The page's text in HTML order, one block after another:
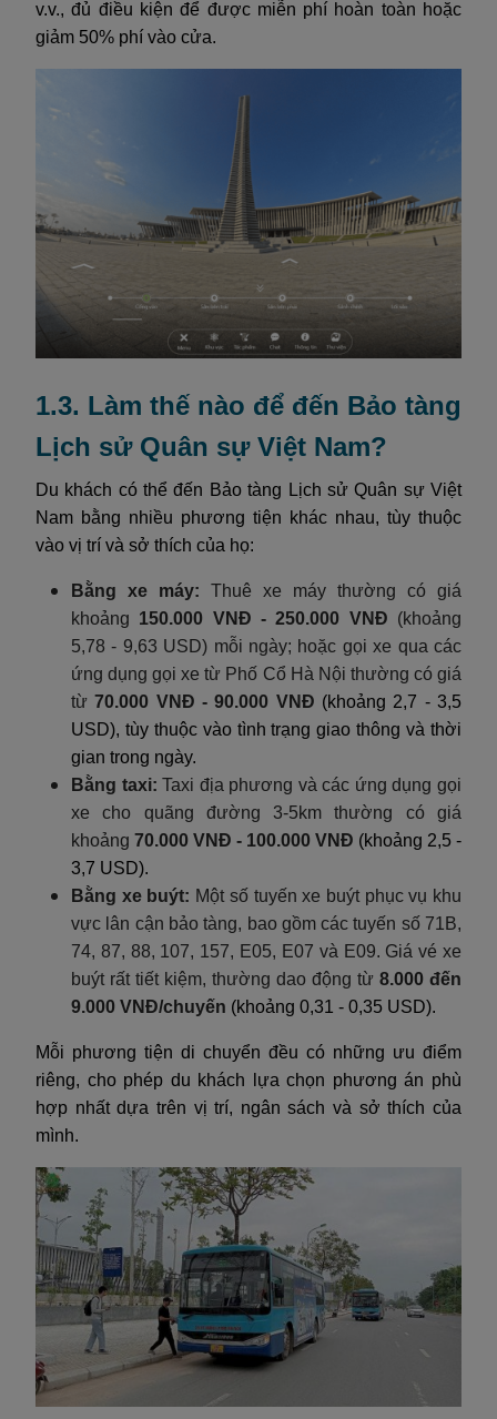
v.v., đủ điều kiện để được miễn phí hoàn toàn hoặc
giảm 50% phí vào cửa.
1.3. Làm thế nào để đến Bảo tàng
Lịch sử Quân sự Việt Nam?
Du khách có thể đến Bảo tàng Lịch sử Quân sự Việt
Nam bằng nhiều phương tiện khác nhau, tùy thuộc
vào vị trí và sở thích của họ:
Bằng xe máy: Thuê xe máy thường có giá
khoảng 150.000 VNĐ - 250.000 VNĐ (khoảng
5,78 - 9,63 USD) mỗi ngày; hoặc gọi xe qua các
ứng dụng gọi xe từ Phố Cổ Hà Nội thường có giá
từ70.000 VNĐ - 90.000 VNĐ (khoảng 2,7 - 3,5
USD), tùy thuộc vào tình trạng giao thông và thời
gian trong ngày.
Bằng taxi: Taxi địa phương và các ứng dụng gọi
xe cho quãng đường 3-5km thường có giá
khoảng 70.000 VNĐ - 100.000 VNĐ (khoảng 2,5 -
3,7 USD).
Bằng xe buýt: Một số tuyến xe buýt phục vụ khu
vực lân cận bảo tàng, bao gồm các tuyến số 71B,
74, 87, 88, 107, 157, E05, E07 và E09. Giá vé xe
buýt rất tiết kiệm, thường dao động từ 8.000 đến
9.000 VNĐ/chuyến (khoảng 0,31 - 0,35 USD).
Mỗi phương tiện di chuyển đều có những ưu điểm
riêng, cho phép du khách lựa chọn phương án phù
hợp nhất dựa trên vị trí, ngân sách và sở thích của
mình.